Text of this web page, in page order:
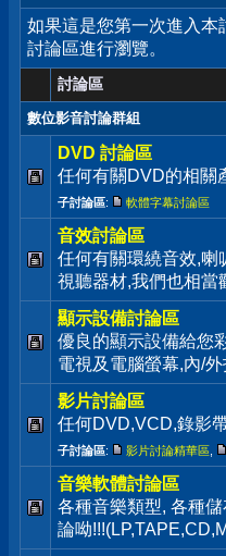
如果這是您第一次進入本
討論區進行瀏覽。
討論區
數位影音討論群組
DVD 討論區
任何有關DVD的相關
子討論區: 軟體字幕討論區
音效討論區
任何有關環繞音效,喇
視聽器材,我們也相當
顯示設備討論區
優良的顯示設備給您
電視及電腦螢幕,內/
影片討論區
任何DVD,VCD,錄影
子討論區: 影片討論精華區
音樂軟體討論區
各種音樂類型, 各種
論呦